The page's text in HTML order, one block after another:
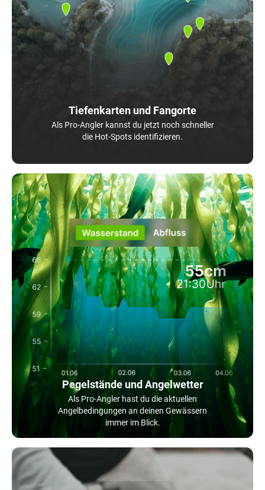
Tiefenkarten und Fangorte
Als Pro-Angler kannst du jetzt noch schneller
die Hot-Spots identifizieren.
Pegelstände und Angelwetter
Als Pro-Angler hast du die aktuellen
Angelbedingungen an deinen Gewässern
immer im Blick.